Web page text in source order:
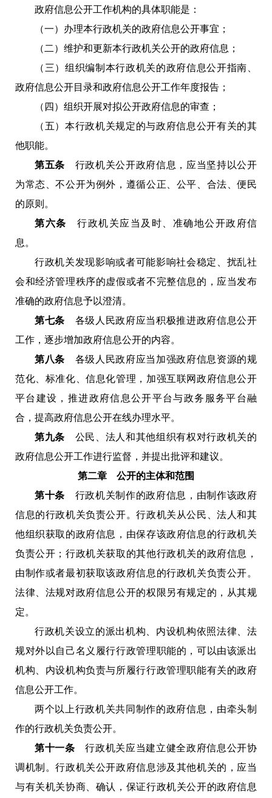
政府信息公开工作机构的具体职能是：
（一）办理本行政机关的政府信息公开事宜；
（二）维护和更新本行政机关公开的政府信息；
（三）组织编制本行政机关的政府信息公开指南、
政府信息公开目录和政府信息公开工作年度报告；
（四）组织开展对拟公开政府信息的审查；
（五）本行政机关规定的与政府信息公开有关的其
他职能。
第五条
行政机关公开政府信息，应当坚持以公开
为常态、不公开为例外，遵循公正、公平、合法、便民
的原则。
第六条
行政机关应当及时、准确地公开政府信
息。
行政机关发现影响或者可能影响社会稳定、扰乱社
会和经济管理秩序的虚假或者不完整信息的，应当发布
准确的政府信息予以澄清。
第七条
各级人民政府应当积极推进政府信息公开
工作，逐步增加政府信息公开的内容。
第八条
各级人民政府应当加强政府信息资源的规
范化、标准化、信息化管理，加强互联网政府信息公开
平台建设，推进政府信息公开平台与政务服务平台融
合，提高政府信息公开在线办理水平。
第九条
公民、法人和其他组织有权对行政机关的
政府信息公开工作进行监督，并提出批评和建议。
第二章 公开的主体和范围
第十条
行政机关制作的政府信息，由制作该政府
信息的行政机关负责公开。行政机关从公民、法人和其
他组织获取的政府信息，由保存该政府信息的行政机关
负责公开；行政机关获取的其他行政机关的政府信息，
由制作或者最初获取该政府信息的行政机关负责公开。
法律、法规对政府信息公开的权限另有规定的，从其规
定。
行政机关设立的派出机构、内设机构依照法律、法
规对外以自己名义履行行政管理职能的，可以由该派出
机构、内设机构负责与所履行行政管理职能有关的政府
信息公开工作。
两个以上行政机关共同制作的政府信息，由牵头制
作的行政机关负责公开。
第十一条
行政机关应当建立健全政府信息公开协
调机制。行政机关公开政府信息涉及其他机关的，应当
与有关机关协商、确认，保证行政机关公开的政府信息